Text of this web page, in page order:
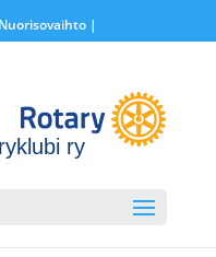
Nuorisovaihto|
ry